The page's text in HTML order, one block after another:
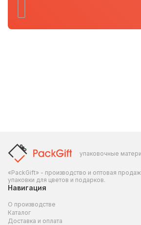
упаковочные
«PackGift» - производство и оптовая
упаковки для цветов и подарков.
Навигация
О производстве
Каталог
Доставка и оплата